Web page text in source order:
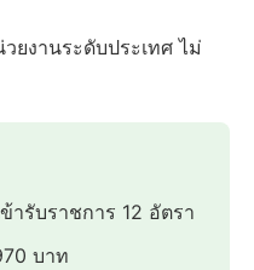
ยงานระดับประเทศ ไม่
ารับราชการ 12 อัตรา
บาท